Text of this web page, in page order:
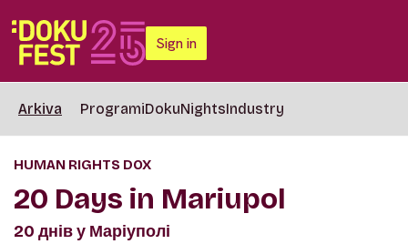
Sign in
Arkiva ProgramiDokuNightsIndustry
HUMAN RIGHTS DOX
20 Days in Mariupol
20 днів у Маріуполі